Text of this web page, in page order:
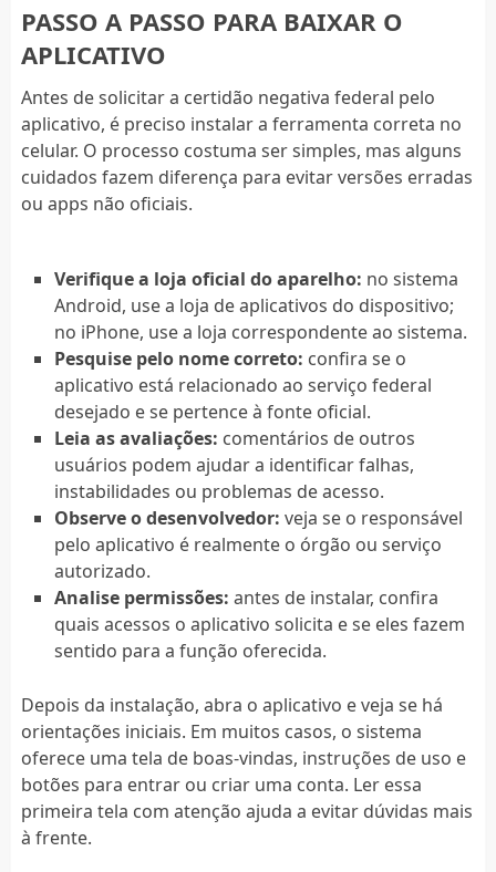
PASSO A PASSO PARA BAIXAR O
APLICATIVO
Antes de solicitar a certidão negativa federal pelo
aplicativo, é preciso instalar a ferramenta correta no
celular. O processo costuma ser simples, mas alguns
cuidados fazem diferença para evitar versões erradas
ou apps não oficiais.
Verifique a loja oficial do aparelho: no sistema
Android, use a loja de aplicativos do dispositivo;
no iPhone, use a loja correspondente ao sistema.
Pesquise pelo nome correto: confira se o
aplicativo está relacionado ao serviço federal
desejado e se pertence à fonte oficial.
Leia as avaliações: comentários de outros
usuários podem ajudar a identificar falhas,
instabilidades ou problemas de acesso.
Observe o desenvolvedor: veja se o responsável
pelo aplicativo é realmente o órgão ou serviço
autorizado.
Analise permissões: antes de instalar, confira
quais acessos o aplicativo solicita e se eles fazem
sentido para a função oferecida.
Depois da instalação, abra o aplicativo e veja se há
orientações iniciais. Em muitos casos, o sistema
oferece uma tela de boas-vindas, instruções de uso e
botões para entrar ou criar uma conta. Ler essa
primeira tela com atenção ajuda a evitar dúvidas mais
à frente.